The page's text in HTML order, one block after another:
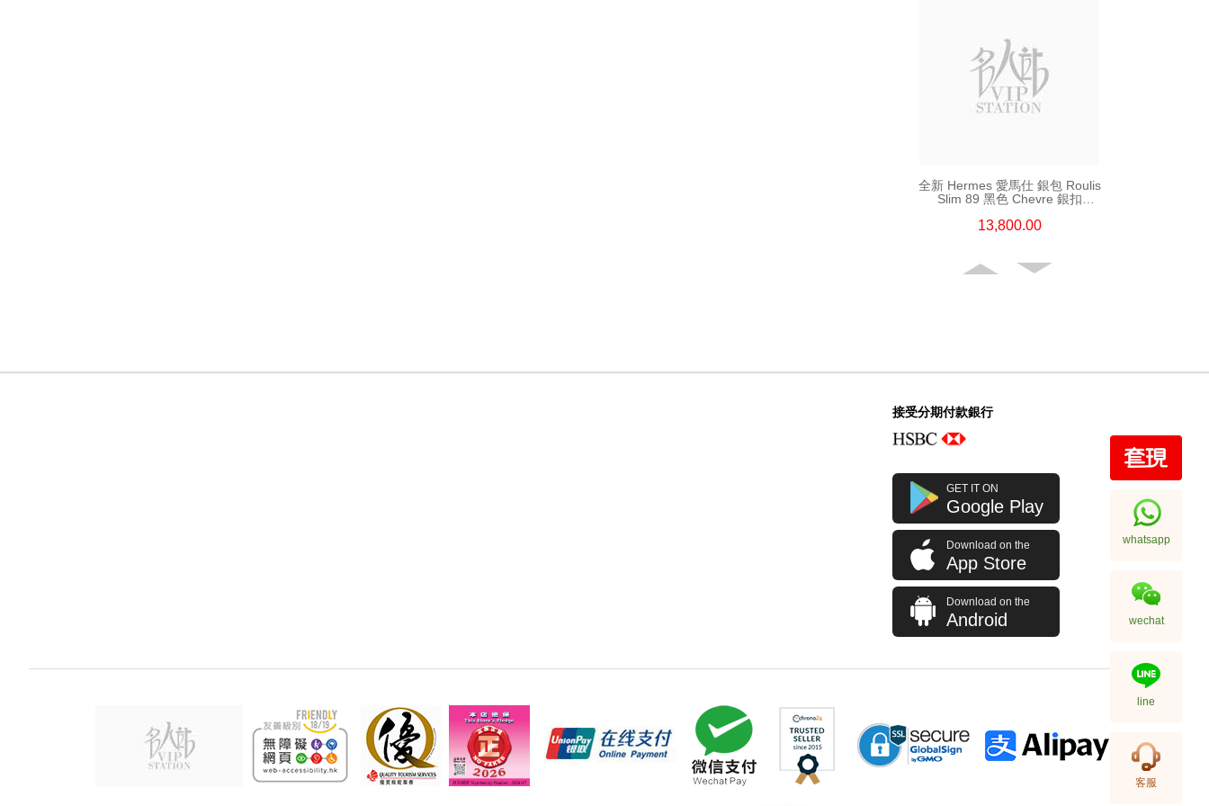
全新 Hermes 愛馬仕 銀包 Roulis
Slim 89 黑色 Chevre 銀扣
13,800.00
全新 Hermes 愛馬仕 銀包 Roulis
Slim 89 黑色 Chevre Cp
短身抽帶款銀包
13,800.00
接受分期付款銀行
GET IT ON
Google Play
Download on the
App Store
Download on the
Android
whatsapp
wechat
line
客服